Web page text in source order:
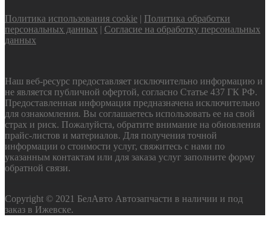
Политика использования cookie | Политика обработки
персональных данных | Согласие на обработку персональных
данных
Наш веб-ресурс предоставляет исключительно информацию и
не является публичной офертой, согласно Статье 437 ГК РФ.
Предоставленная информация предназначена исключительно
для ознакомления. Вы соглашаетесь использовать ее на свой
страх и риск. Пожалуйста, обратите внимание на обновления
прайс-листов и материалов. Для получения точной
информации о стоимости услуг, свяжитесь с нами по
указанным контактам или для заказа услуг заполните форму
обратной связи.
Copyright © 2021 БелАвто Автозапчасти в наличии и под
заказ в Ижевске.